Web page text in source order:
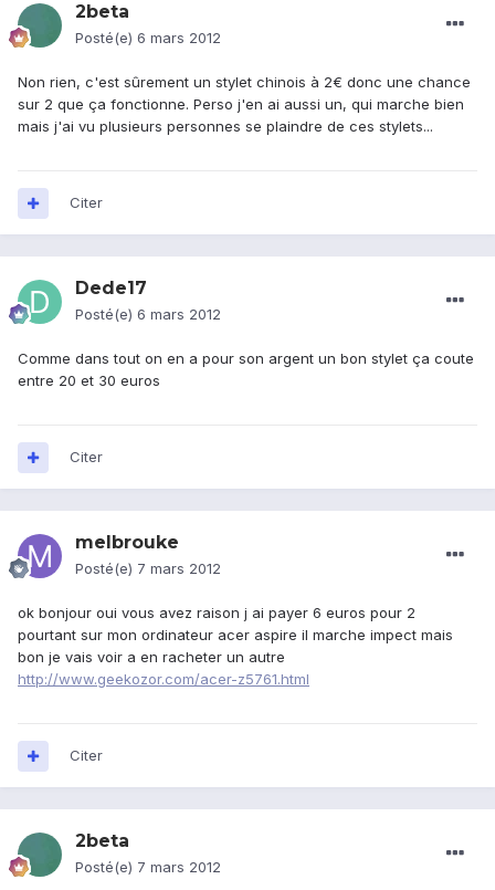
2beta
Posté(e) 6 mars 2012
Non rien, c'est sûrement un stylet chinois à 2€ donc une chance
sur 2 que ça fonctionne. Perso j'en ai aussi un, qui marche bien
mais j'ai vu plusieurs personnes se plaindre de ces stylets...
Citer
Dede17
Posté(e) 6 mars 2012
Comme dans tout on en a pour son argent un bon stylet ça coute
entre 20 et 30 euros
Citer
melbrouke
Posté(e) 7 mars 2012
ok bonjour oui vous avez raison j ai payer 6 euros pour 2
pourtant sur mon ordinateur acer aspire il marche impect mais
bon je vais voir a en racheter un autre
http://www.geekozor.com/acer-z5761.html
Citer
2beta
Posté(e) 7 mars 2012